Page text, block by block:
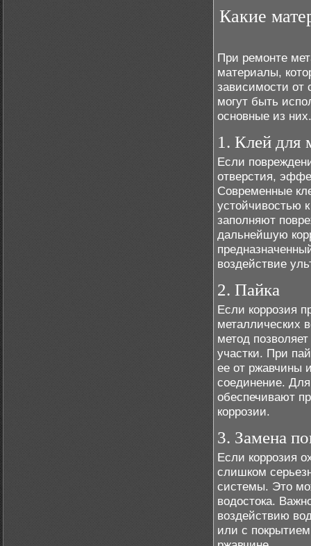
Какие
При ремонте
материалы,
зависимости от
могут быть
основные из них.
1. Клей для
Если
отверстия,
Современные
устойчивостью
заполняют
дальнейшую
воздействие
2. Пайка
Если коррозия
металлических
метод
участки. При
ее от ржавчины
соединение.
обеспечивают
коррозии.
3. Замена
Если коррозия
слишком
системы. Это
водостока.
воздействию
или с